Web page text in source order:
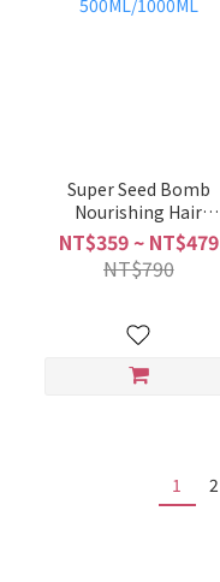
Super Seed Bomb
Nourishing Hair
treatment
500ML/1000ML
NT$359 ~ NT$479
NT$790
1 2